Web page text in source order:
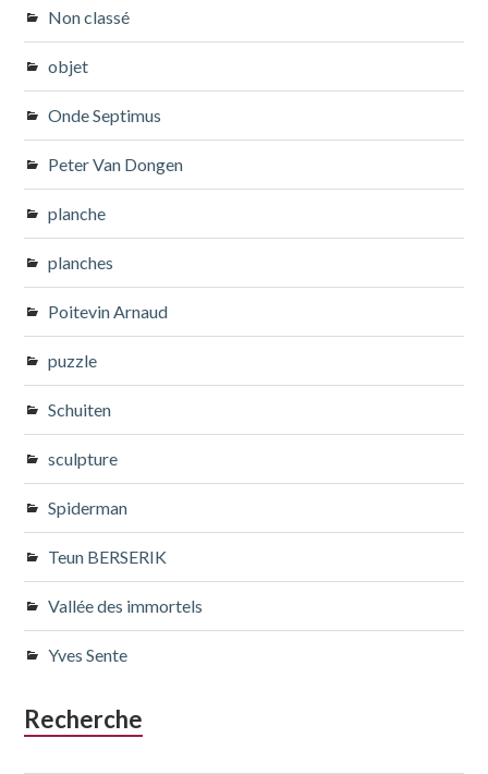
Non classé
objet
Onde Septimus
Peter Van Dongen
planche
planches
Poitevin Arnaud
puzzle
Schuiten
sculpture
Spiderman
Teun BERSERIK
Vallée des immortels
Yves Sente
Recherche